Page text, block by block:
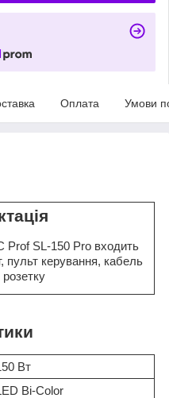
Оплата Умови
Prof SL-150 Pro входить
пульт керування, кабель
Вт
Bi-Color